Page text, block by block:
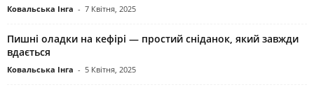
Ковальська Інга - 7 Квітня, 2025
Пишні оладки на кефірі — простий сніданок, який завжди
вдається
Ковальська Інга - 5 Квітня, 2025